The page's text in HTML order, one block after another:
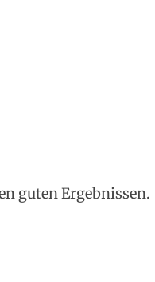
guten Ergebnissen.